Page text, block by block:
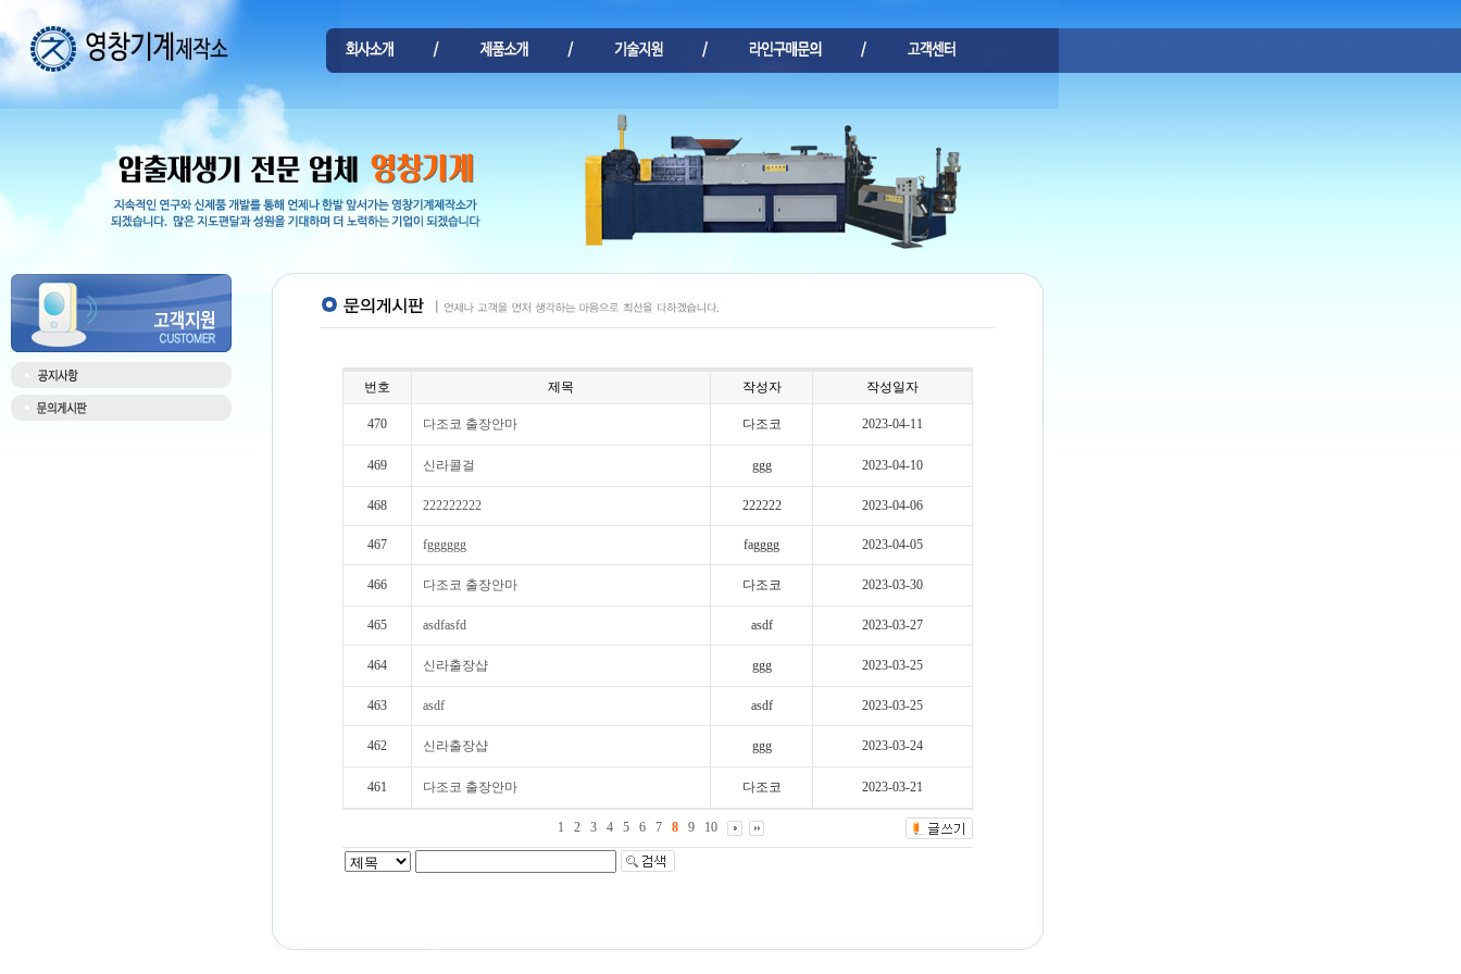
번호 제목 작성자 작성일자
470 다조코 출장안마 다조코 2023-04-11
469 신라콜걸 ggg 2023-04-10
468 222222222 222222 2023-04-06
467 fgggggg fagggg 2023-04-05
466 다조코 출장안마 다조코 2023-03-30
465 asdfasfd asdf 2023-03-27
464 신라출장샵 ggg 2023-03-25
463 asdf asdf 2023-03-25
462 신라출장샵 ggg 2023-03-24
461 다조코 출장안마 다조코 2023-03-21
1 2 3 4 5 6 7 8 9 10